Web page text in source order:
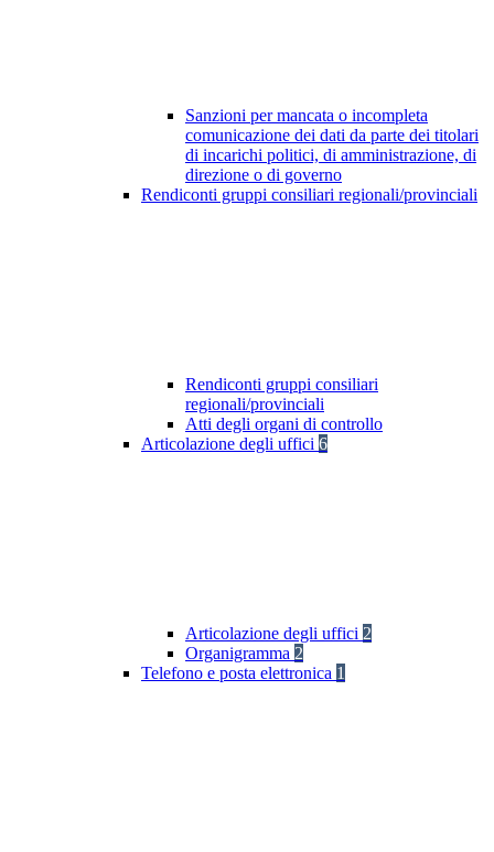
Sanzioni per mancata o incompleta
comunicazione dei dati da parte dei titolari
di incarichi politici, di amministrazione, di
direzione o di governo
Rendiconti gruppi consiliari regionali/provinciali
Rendiconti gruppi consiliari
regionali/provinciali
Atti degli organi di controllo
Articolazione degli uffici 6
Articolazione degli uffici 2
Organigramma 2
Telefono e posta elettronica 1